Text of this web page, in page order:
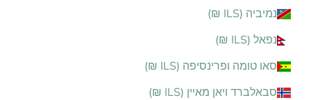
נמיביה (ILS ₪)
נפאל (ILS ₪)
סאו טומה ופרינסיפה (ILS ₪)
סבאלברד ויאן מאיין (ILS ₪)